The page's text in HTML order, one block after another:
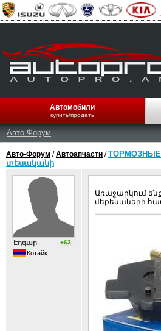
Автомобили
купить/продать
Авто-Форум
Авто-Форум /Автоапчасти /ТОРМОЗНЫЕ
տեսականի
Էդգար +63
Котайк
Առաջարկում
մեքենաների